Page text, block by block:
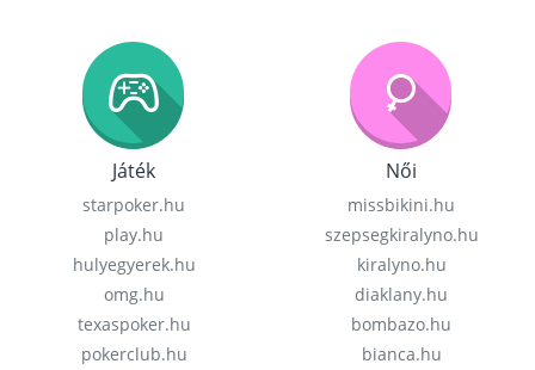
Játék
starpoker.hu
play.hu
hulyegyerek.hu
omg.hu
texaspoker.hu
pokerclub.hu
Női
missbikini.hu
szepsegkiralyno.hu
kiralyno.hu
diaklany.hu
bombazo.hu
bianca.hu